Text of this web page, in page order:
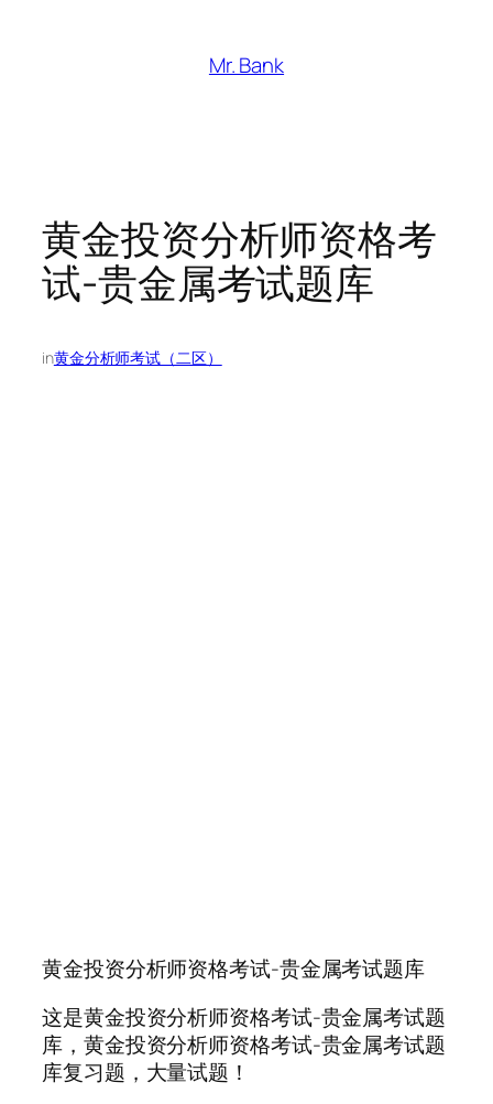
Mr. Bank
黄金投资分析师资格考
试-贵金属考试题库
in黄金分析师考试（二区）
黄金投资分析师资格考试-贵金属考试题库
这是黄金投资分析师资格考试-贵金属考试题
库，黄金投资分析师资格考试-贵金属考试题
库复习题，大量试题！